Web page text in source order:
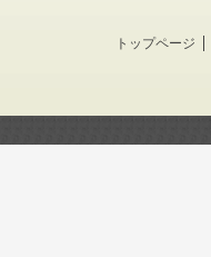
トップページ